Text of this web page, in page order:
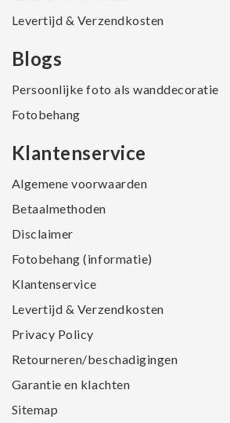
Levertijd & Verzendkosten
Blogs
Persoonlijke foto als wanddecoratie
Fotobehang
Klantenservice
Algemene voorwaarden
Betaalmethoden
Disclaimer
Fotobehang (informatie)
Klantenservice
Levertijd & Verzendkosten
Privacy Policy
Retourneren/beschadigingen
Garantie en klachten
Sitemap